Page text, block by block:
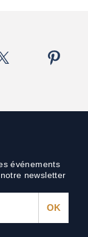
événements
newsletter